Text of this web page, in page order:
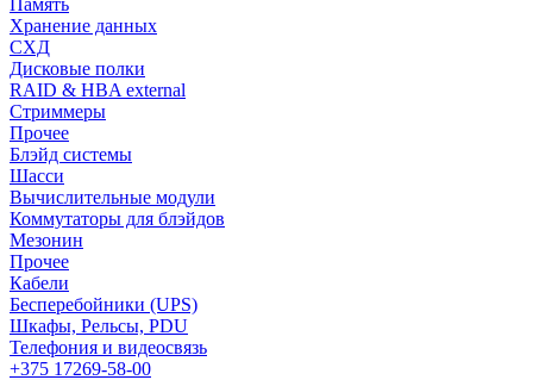
Память
Хранение данных
СХД
Дисковые полки
RAID & HBA external
Стриммеры
Прочее
Блэйд системы
Шасси
Вычислительные модули
Коммутаторы для блэйдов
Мезонин
Прочее
Кабели
Бесперебойники (UPS)
Шкафы, Рельсы, PDU
Телефония и видеосвязь
+375 17269-58-00